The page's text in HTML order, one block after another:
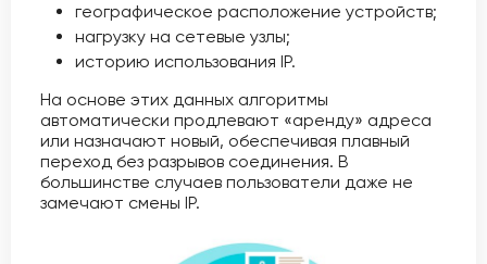
географическое расположение устройств;
нагрузку на сетевые узлы;
историю использования IP.
На основе этих данных алгоритмы
автоматически продлевают «аренду» адреса
или назначают новый, обеспечивая плавный
переход без разрывов соединения. В
большинстве случаев пользователи даже не
замечают смены IP.